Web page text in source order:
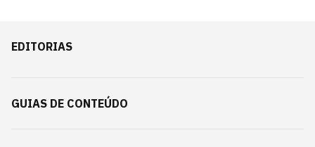
EDITORIAS
GUIAS DE CONTEÚDO